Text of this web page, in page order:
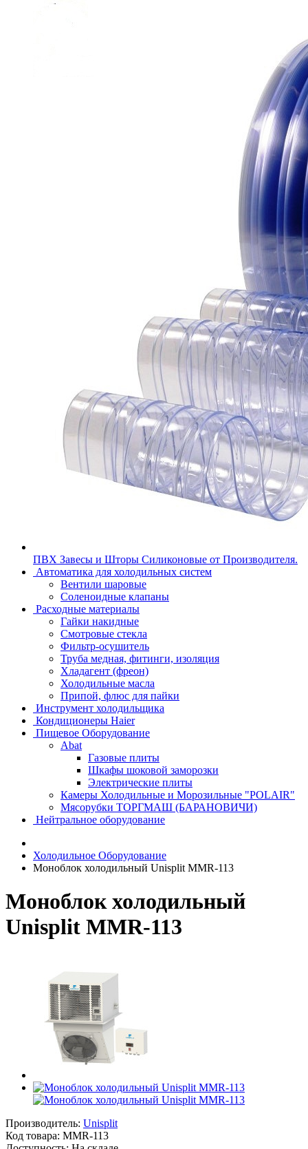
ПВХ Завесы и Шторы Силиконовые от Производителя.
Автоматика для холодильных систем
Вентили шаровые
Соленоидные клапаны
Расходные материалы
Гайки накидные
Смотровые стекла
Фильтр-осушитель
Труба медная, фитинги, изоляция
Хладагент (фреон)
Холодильные масла
Припой, флюс для пайки
Инструмент холодильщика
Кондиционеры Haier
Пищевое Оборудование
Abat
Газовые плиты
Шкафы шоковой заморозки
Электрические плиты
Камеры Холодильные и Морозильные "POLAIR"
Мясорубки ТОРГМАШ (БАРАНОВИЧИ)
Нейтральное оборудование
Холодильное Оборудование
Моноблок холодильный Unisplit MMR-113
Моноблок холодильный
Unisplit MMR-113
Производитель: Unisplit
Код товара: MMR-113